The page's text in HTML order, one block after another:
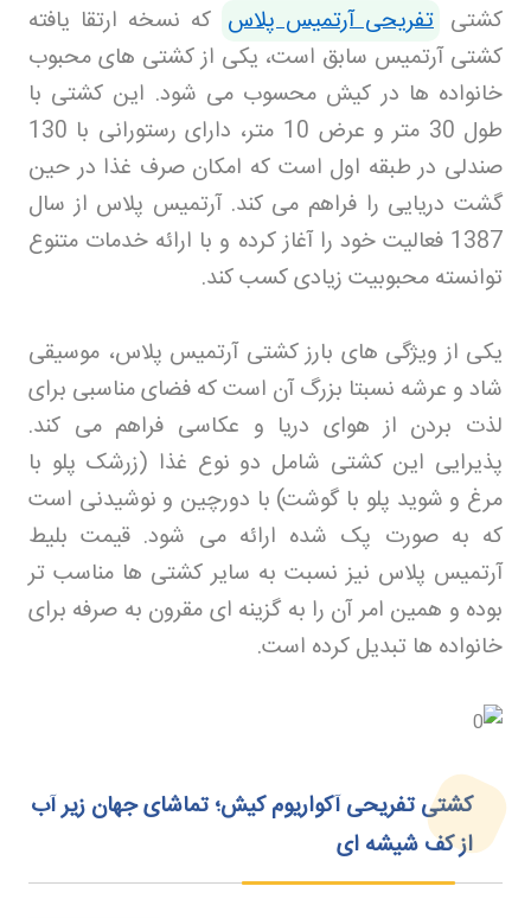
کشتی تفریحی آرتمیس پلاس که نسخه ارتقا یافته
کشتی آرتمیس سابق است، یکی از کشتی های محبوب
خانواده ها در کیش محسوب می شود. این کشتی با
طول 30 متر و عرض 10 متر، دارای رستورانی با 130
صندلی در طبقه اول است که امکان صرف غذا در حین
گشت دریایی را فراهم می کند. آرتمیس پلاس از سال
1387 فعالیت خود را آغاز کرده و با ارائه خدمات متنوع
توانسته محبوبیت زیادی کسب کند.
یکی از ویژگی های بارز کشتی آرتمیس پلاس، موسیقی
شاد و عرشه نسبتا بزرگ آن است که فضای مناسبی برای
لذت بردن از هوای دریا و عکاسی فراهم می کند.
پذیرایی این کشتی شامل دو نوع غذا (زرشک پلو با
مرغ و شوید پلو با گوشت) با دورچین و نوشیدنی است
که به صورت پک شده ارائه می شود. قیمت بلیط
آرتمیس پلاس نیز نسبت به سایر کشتی ها مناسب تر
بوده و همین امر آن را به گزینه ای مقرون به صرفه برای
خانواده ها تبدیل کرده است.
کشتی تفریحی آکواریوم کیش؛ تماشای جهان زیر آب
از کف شیشه‌ ای